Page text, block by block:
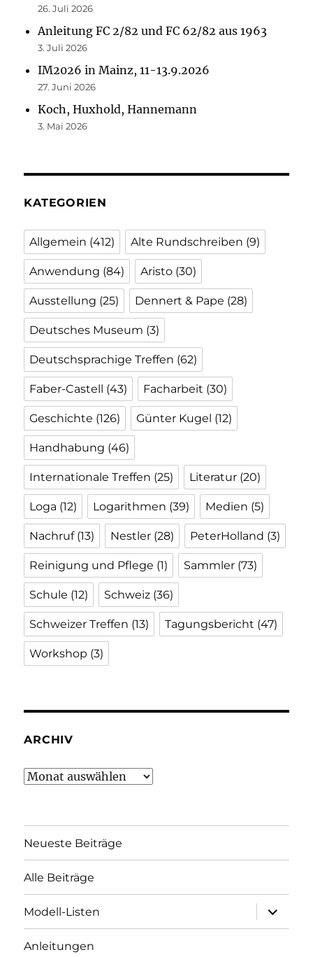
26. Juli 2026
Anleitung FC 2/82 und FC 62/82 aus 1963
3. Juli 2026
IM2026 in Mainz, 11-13.9.2026
27. Juni 2026
Koch, Huxhold, Hannemann
3. Mai 2026
KATEGORIEN
Allgemein (412) Alte Rundschreiben (9)
Anwendung (84) Aristo (30)
Ausstellung (25) Dennert & Pape (28)
Deutsches Museum (3)
Deutschsprachige Treffen (62)
Faber-Castell (43) Facharbeit (30)
Geschichte (126) Günter Kugel (12)
Handhabung (46)
Internationale Treffen (25) Literatur (20)
Loga (12) Logarithmen (39) Medien (5)
Nachruf(13) Nestler (28) PeterHolland (3)
Reinigung und Pflege (1) Sammler (73)
Schule (12) Schweiz (36)
Schweizer Treffen (13) Tagungsbericht (47)
Workshop (3)
ARCHIV
Archiv
Neueste Beiträge
Alle Beiträge
Modell-Listen
öffnen
Anleitungen